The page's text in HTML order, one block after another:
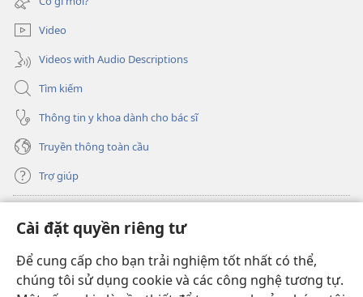
Cài đặt quyền riêng tư
Để cung cấp cho bạn trải nghiệm tốt nhất có thể,
chúng tôi sử dụng cookie và các công nghệ tương tự.
sổ
mới) Video
Videos with Audio Descriptions
Tìm kiếm
Thông tin y khoa dành cho bác sĩ
Truyền thông toàn cầu
Trợ giúp
(mở
cửa
sổ
mới)
THƯ VIỆN TRỰC TUYẾN Tháp Canh
(mở
cửa
®